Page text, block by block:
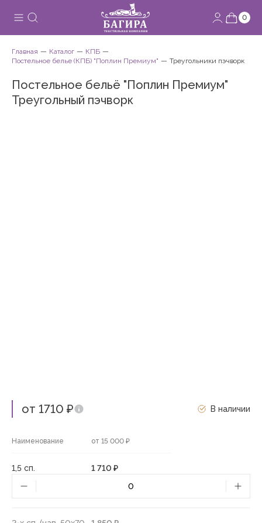
0
Главная Каталог
КПБ
Постельное белье (КПБ) "Поплин Премиум"
Треугольники пэчворк
Постельное бельё "Поплин Премиум"
Треугольный пэчворк
от 1710 ₽ В наличии
Наименование от 15 000 ₽
1,5 сп. 1 710 ₽